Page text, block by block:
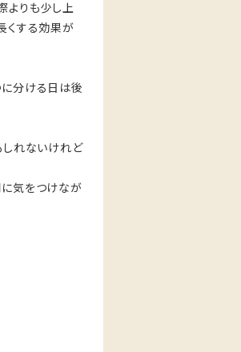
よりも少し上
くする効果が
に分ける日は後
しれないけれど
に気をつけなが